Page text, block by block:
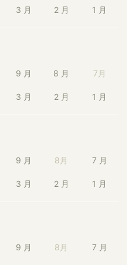
3 月 2 月 1 月
9 月 8 月 7月
3 月 2 月 1 月
9 月 8月 7 月
3 月 2 月 1 月
9 月 8月 7 月